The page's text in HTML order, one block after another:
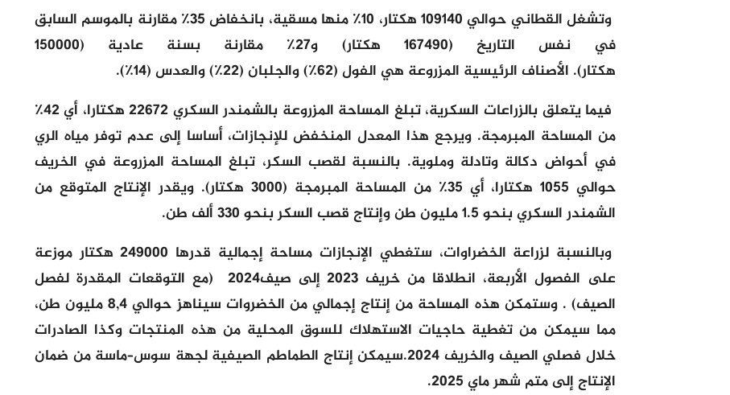
وتشغل القطاني حوالي 109140 هكتار، 10٪ منها مسقية، بانخفاض 35٪ مقارنة بالموسم السابق
في نفس التاريخ (167490 هكتار) و27٪ مقارنة بسنة عادية (150000
هكتار). الأصناف الرئيسية المزروعة هي الفول (62٪) والجلبان (22٪) والعدس (14٪).
فيما يتعلق بالزراعات السكرية، تبلغ المساحة المزروعة بالشمندر السكري 22672 هكتارا، أي 42٪
من المساحة المبرمجة. ويرجع هذا المعدل المنخفض للإنجازات، أساسا إلى عدم توفر مياه الري
في أحواض دكالة وتادلة وملوية. بالنسبة لقصب السكر، تبلغ المساحة المزروعة في الخريف
حوالي 1055 هكتارا، أي 35٪ من المساحة المبرمجة (3000 هكتار). ويقدر الإنتاج المتوقع من
الشمندر السكري بنحو 1.5 مليون طن وإنتاج قصب السكر بنحو 330 ألف طن.
وبالنسبة لزراعة الخضراوات، ستغطي الإنجازات مساحة إجمالية قدرها 249000 هكتار موزعة
على الفصول الأربعة، انطلاقا من خريف 2023 إلى صيف2024
(مع التوقعات المقدرة لفصل
الصيف) .
وستمكن هذه المساحة من إنتاج إجمالي من الخضروات سيناهز حوالي 8,4 مليون طن،
مما سيمكن من تغطية حاجيات الاستهلاك للسوق المحلية من هذه المنتجات وكذا الصادرات
خلال فصلي الصيف والخريف 2024.سيمكن إنتاج الطماطم الصيفية لجهة سوس
–ماسة من ضمان
الإنتاج إلى متم شهر ماي 2025.